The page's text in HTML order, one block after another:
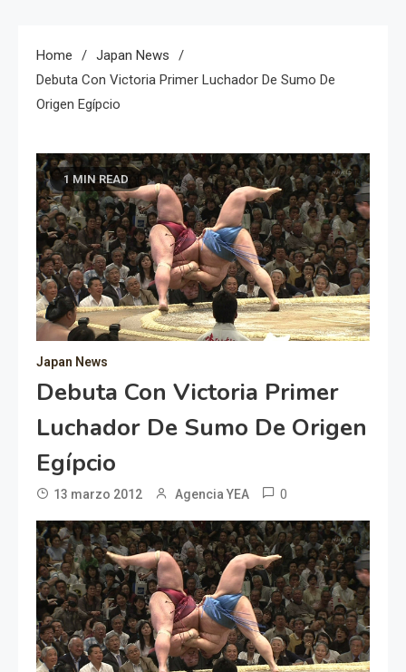
Home
Japan News
Debuta Con Victoria Primer Luchador De Sumo De
Origen Egípcio
1 MIN READ
Japan News
Debuta Con Victoria Primer
Luchador De Sumo De Origen
Egípcio
13 marzo 2012 Agencia YEA 0